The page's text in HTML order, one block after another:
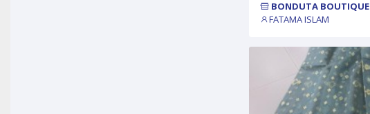
BONDUTA BOUTIQUE
FATAMA ISLAM